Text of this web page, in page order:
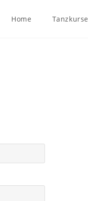
Home Tanzkurse